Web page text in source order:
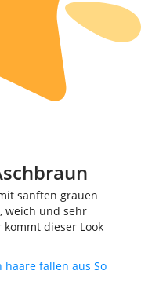
sanften grauen
weich und sehr
dieser Look
haare fallen aus So